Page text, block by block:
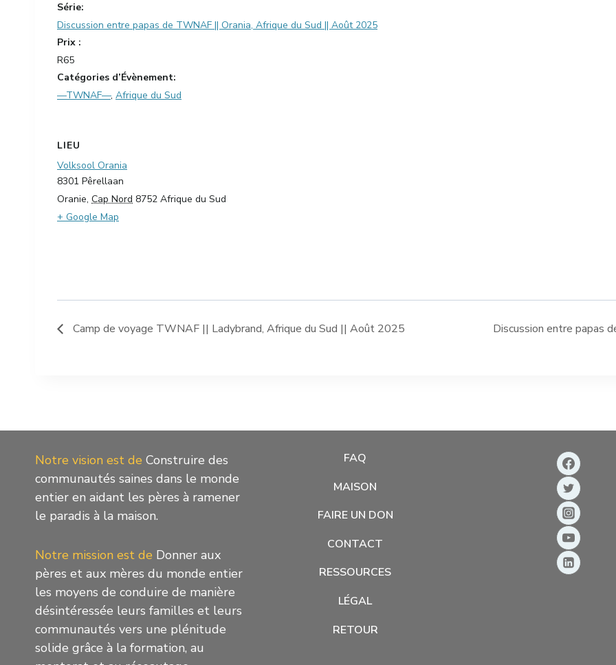
Série:
Discussion entre papas de TWNAF || Orania, Afrique du Sud || Août 2025
Prix :
R65
Catégories d’Évènement:
—TWNAF—, Afrique du Sud
LIEU
Volksool Orania
8301 Pêrellaan
Oranie, Cap Nord 8752 Afrique du Sud
+ Google Map
Camp de voyage TWNAF || Ladybrand, Afrique du Sud || Août 2025 Discussion entre papas
Notre vision est de Construire des
communautés saines dans le monde
entier en aidant les pères à ramener
le paradis à la maison.
Notre mission est de Donner aux
pères et aux mères du monde entier
les moyens de conduire de manière
désintéressée leurs familles et leurs
communautés vers une plénitude
solide grâce à la formation, au
FAQ
MAISON
FAIRE UN DON
CONTACT
RESSOURCES
LÉGAL
RETOUR